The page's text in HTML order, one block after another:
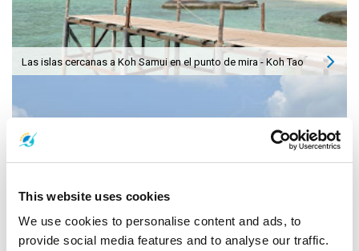
This website uses cookies
We use cookies to personalise content and ads, to
provide social media features and to analyse our traffic.
Las islas cercanas a Koh Samui en el punto de mira - Koh Tao